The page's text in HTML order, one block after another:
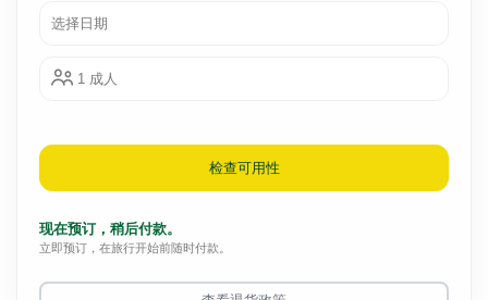
选择日期
1 成人
检查可用性
现在预订，稍后付款。
立即预订，在旅行开始前随时付款。